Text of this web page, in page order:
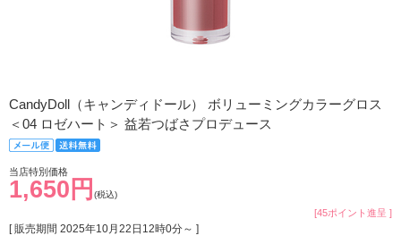
CandyDoll（キャンディドール） ボリューミングカラーグロス
＜04 ロゼハート＞ 益若つばさプロデュース
当店特別価格
1,650円 (税込)
[45ポイント進呈 ]
[ 販売期間 2025年10月22日12時0分～ ]